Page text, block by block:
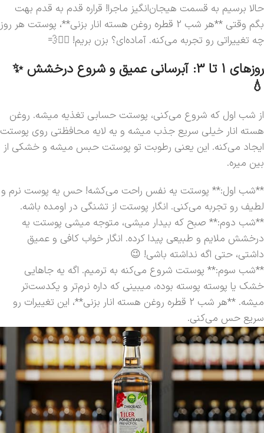
حالا برسیم به قسمت هیجان‌انگیز ماجرا! قراره قدم به قدم بهت
بگم وقتی **هر شب 2 قطره روغن هسته انار بزنی**، پوستت هر روز
چه تغییراتی رو تجربه می‌کنه. آماده‌ای؟ بزن بریم! 🏃‍♀️💨
روزهای 1 تا 3: آبرسانی عمیق و شروع درخشش ✨
💧
از شب اول که شروع می‌کنی، پوستت حسابی تغذیه میشه. روغن
هسته انار خیلی سریع جذب میشه و یه لایه محافظتی روی پوستت
ایجاد می‌کنه. این یعنی رطوبت تو پوستت حبس میشه و خشکی از
بین میره.
**شب اول:** پوستت یه نفس راحت می‌کشه! حس یه پوست نرم و
لطیف رو تجربه می‌کنی. انگار پوستت از تشنگی در اومده باشه.
**شب دوم:** صبح که بیدار میشی، متوجه میشی پوستت یه
درخشش ملایم و طبیعی پیدا کرده. انگار خواب کافی و عمیق
داشتی، حتی اگه نداشته باشی! 😉
**شب سوم:** پوستت شروع می‌کنه به ترمیم. اگه یه جاهایی
خشک یا پوسته پوسته بوده، میبینی که داره نرم‌تر و یکدست‌تر
میشه. **هر شب 2 قطره روغن هسته انار بزنی**، این تغییرات رو
سریع حس می‌کنی.